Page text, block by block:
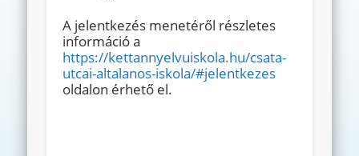
A jelentkezés menetéről részletes
információ a
https://kettannyelvuiskola.hu/csata-
utcai-altalanos-iskola/#jelentkezes
oldalon érhető el.